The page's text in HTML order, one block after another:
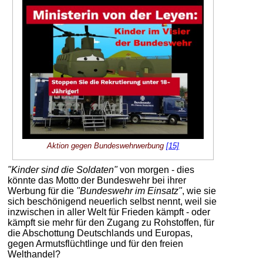
Aktion gegen Bundeswehrwerbung[15]
"Kinder sind die Soldaten"von morgen - dies
könnte das Motto der Bundeswehr bei ihrer
Werbung für die "Bundeswehr im Einsatz", wie sie
sich beschönigend neuerlich selbst nennt, weil sie
inzwischen in aller Welt für Frieden kämpft - oder
kämpft sie mehr für den Zugang zu Rohstoffen, für
die Abschottung Deutschlands und Europas,
gegen Armutsflüchtlinge und für den freien
Welthandel?